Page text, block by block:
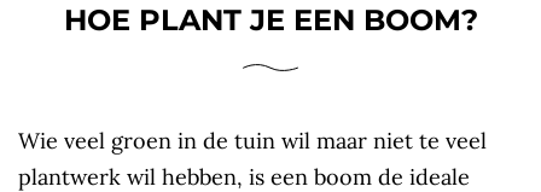
HOE PLANT JE EEN BOOM?
Wie veel groen in de tuin wil maar niet te veel
plantwerk wil hebben, is een boom de ideale